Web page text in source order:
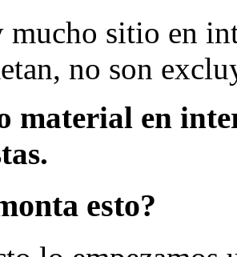
mucho sitio en
no son
material en
esto?